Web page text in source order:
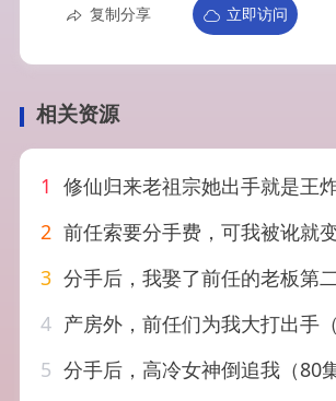
复制分享 立即访问
相关资源
1 修仙归来老祖宗她出手就是王
2 前任索要分手费，可我被讹就变强（80集
3 分手后，我娶了前任的老板第二季（80集）
4 产房外，前任们为我大打出手（79集）
5 分手后，高冷女神倒追我（80集